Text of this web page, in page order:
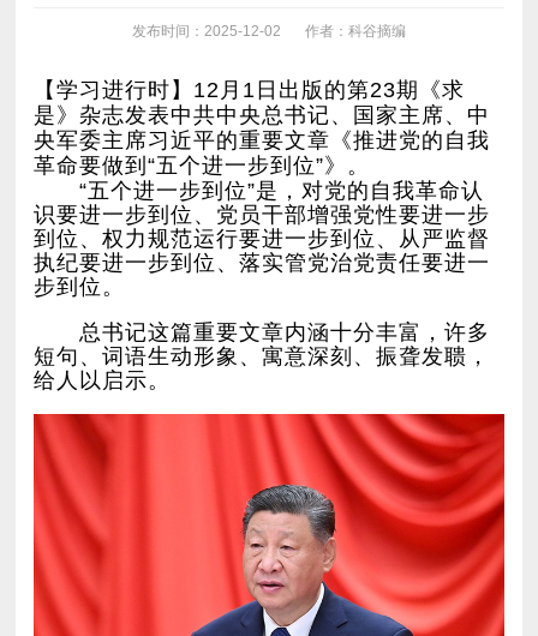
发布时间：2025-12-02 作者：科谷摘编
革命要做到“五个进一步到位”》。
步到位。
给人以启示。